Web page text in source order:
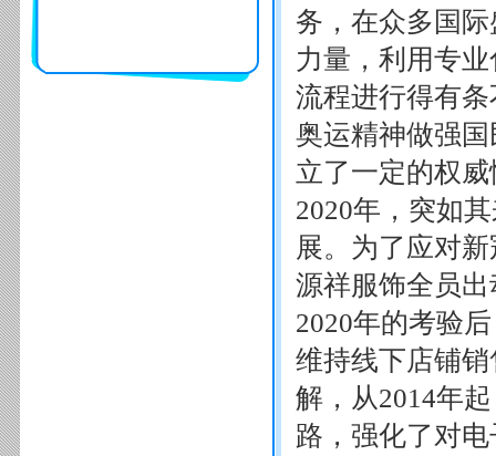
务，在众多国
力量，利用专
流程进行得有
奥运精神做强
立了一定的权威
2020年，突如
展。为了应对
源祥服饰全员
2020年的考验
维持线下店铺
解，从2014年
路，强化了对